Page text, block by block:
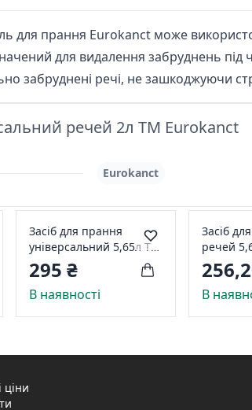
для прання Eurokanct може
для видалення забруднень під
забруднені речі, не зашкоджуючи
речей 2л ТМ Eurokanct
Eurokanct
Засіб для прання
універсальний 5,65л ТМ
Eurokanct
295 ₴
В наявності
Засіб
речей
В
ціни